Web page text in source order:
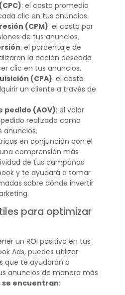
: el costo promedio
clic en tus anuncios.
(CPM): el costo por
de tus anuncios.
: el porcentaje de
la acción deseada
clic en tus anuncios.
(CPA): el costo
un cliente a través de
pedido (AOV): el valor
realizado como
anuncios.
en conjunción con el
comprensión más
de tus campañas
y te ayudará a tomar
sobre dónde invertir
para optimizar
un ROI positivo en tus
Ads, puedes utilizar
que te ayudarán a
anuncios de manera más
se encuentran: